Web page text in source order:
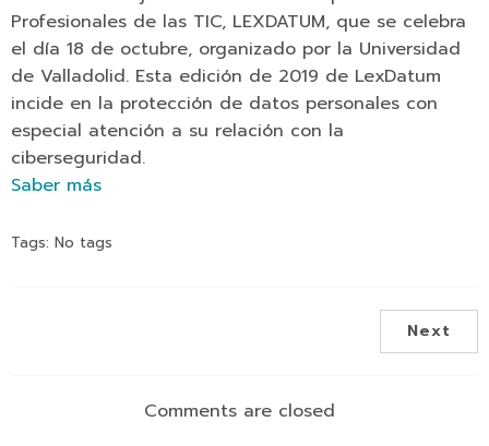
Profesionales de las TIC, LEXDATUM, que se celebra
el día 18 de octubre, organizado por la Universidad
de Valladolid. Esta edición de 2019 de LexDatum
incide en la protección de datos personales con
especial atención a su relación con la
ciberseguridad.
Saber más
Tags: No tags
Next
Comments are closed